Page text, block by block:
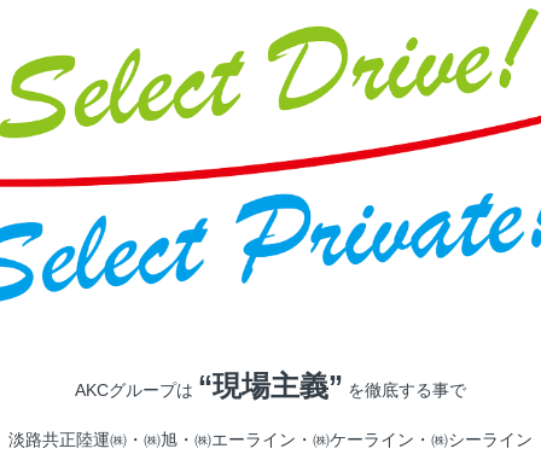
AKCグループは “現場主義” を徹底する事で
淡路共正陸運㈱・㈱旭・㈱エーライン・㈱ケーライン・㈱シーライン